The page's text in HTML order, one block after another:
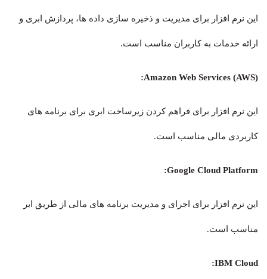
این نرم افزار برای مدیریت و ذخیره سازی داده ها، پردازش ابری و
ارائه خدمات به کاربران مناسب است.
Amazon Web Services (AWS):
این نرم افزار برای فراهم کردن زیرساخت ابری برای برنامه های
کاربردی مالی مناسب است.
Google Cloud Platform:
این نرم افزار برای اجرای و مدیریت برنامه های مالی از طریق ابر
مناسب است.
IBM Cloud: